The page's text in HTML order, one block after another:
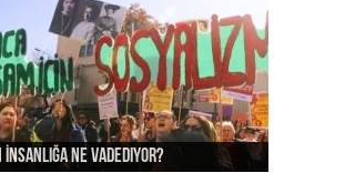
Ne Vadediyor?
Kapılan Bir Devrimin Hazin
III
Kapılan Bir Devrimin Hazin
II
Kapılan Bir Devrimin Hazin
İçin Yangın Alarmı